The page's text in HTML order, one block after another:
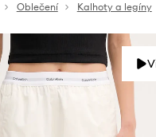
Oblečení Kalhoty a legíny